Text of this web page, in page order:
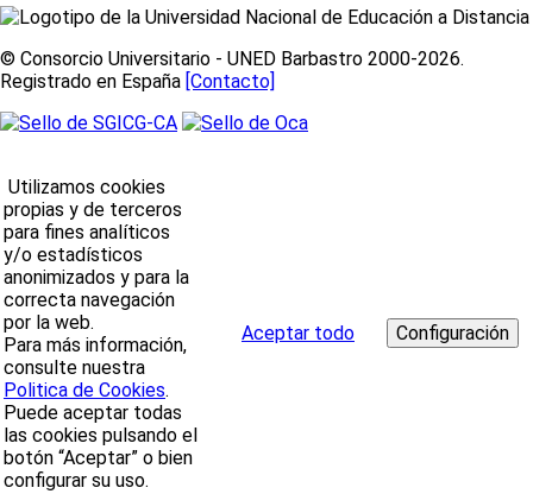
© Consorcio Universitario - UNED Barbastro 2000-2026.
Registrado en España [Contacto]
Utilizamos cookies
propias y de terceros
para fines analíticos
y/o estadísticos
anonimizados y para la
correcta navegación
por la web.
Para más información,
consulte nuestra
Politica de Cookies.
Puede aceptar todas
las cookies pulsando el
botón “Aceptar” o bien
configurar su uso.
Aceptar todo